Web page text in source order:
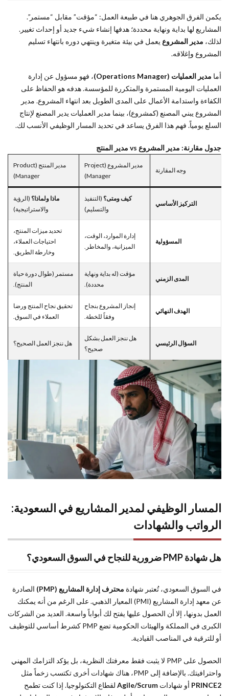
يكمن الفرق الجوهري هنا في طبيعة العمل: “مؤقت” مقابل “مستمر”.
المشاريع لها بداية ونهاية محددة؛ هدفها إنشاء شيء جديد أو إحداث تغيير.
لذلك، مدير المشروع يعمل في بيئة متغيرة وينتهي دوره بانتهاء تسليم
المشروع وإغلاقه.
أما مدير العمليات (Operations Manager)
، فهو مسؤول عن إدارة
العمليات اليومية المستمرة والمتكررة للمؤسسة. هدفه هو الحفاظ على
الكفاءة واستدامة الأعمال على المدى الطويل بعد انتهاء المشروع. مدير
المشروع يبني المصنع (كمشروع)، بينما مدير العمليات يدير المصنع لإنتاج
السلع يومياً. فهم هذا الفرق يساعد في تحديد المسار الوظيفي الأنسب لك.
جدول مقارنة: مدير المشروع vs مدير المنتج
وجه المقارنة
مدير المشروع (Project
Manager)
مدير المنتج (Product
Manager)
التركيز الأساسي
كيف ومتى؟ (التنفيذ
والتسليم)
ماذا ولماذا؟ (الرؤية
والاستراتيجية)
المسؤولية
إدارة الموارد، الوقت،
الميزانية، والمخاطر.
تحديد ميزات المنتج،
احتياجات العملاء،
وخارطة الطريق.
المدى الزمني
مؤقت (له بداية ونهاية
محددة).
مستمر (طوال دورة حياة
المنتج).
الهدف النهائي
إنجاز المشروع بنجاح
وفقاً للخطة.
تحقيق نجاح المنتج ورضا
العملاء في السوق.
السؤال الرئيسي
هل ننجز العمل بشكل
صحيح؟
هل ننجز العمل الصحيح؟
المسار الوظيفي لمدير المشاريع في السعودية:
الرواتب والشهادات
هل شهادة PMP ضرورية للنجاح في السوق السعودي؟
في السوق السعودي، تُعتبر شهادة محترف إدارة المشاريع (PMP)
الصادرة
عن معهد إدارة المشاريع (PMI) المعيار الذهبي. على الرغم من أنه يمكنك
العمل بدونها، إلا أن الحصول عليها يفتح لك أبواباً واسعة. العديد من الشركات
الكبرى في المملكة والهيئات الحكومية تضع PMP كشرط أساسي للتوظيف
أو للترقية في المناصب القيادية.
الحصول على PMP لا يثبت فقط معرفتك النظرية، بل يؤكد التزامك المهني
واحترافيتك. بالإضافة إلى PMP، هناك شهادات أخرى تكتسب زخماً مثل
PRINCE2 أو شهادات Agile/Scrum لقطاع التكنولوجيا. إذا كنت تطمح